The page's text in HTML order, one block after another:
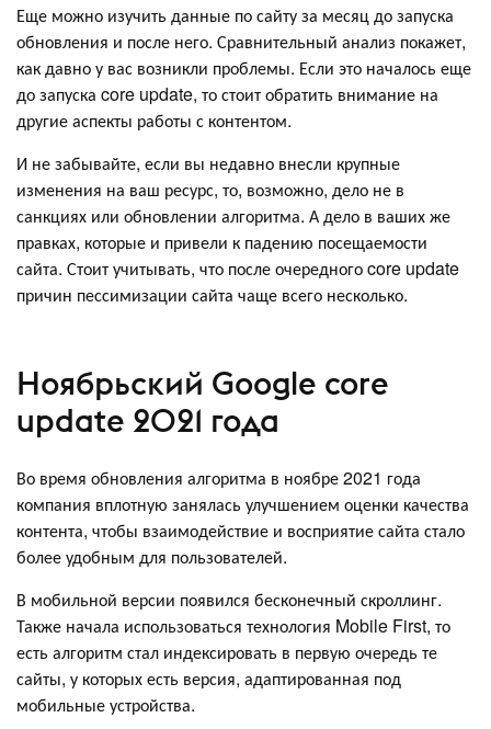
Еще можно изучить данные по сайту за месяц до запуска
обновления и после него. Сравнительный анализ покажет,
как давно у вас возникли проблемы. Если это началось еще
до запуска core update, то стоит обратить внимание на
другие аспекты работы с контентом.
И не забывайте, если вы недавно внесли крупные
изменения на ваш ресурс, то, возможно, дело не в
санкциях или обновлении алгоритма. А дело в ваших же
правках, которые и привели к падению посещаемости
сайта. Стоит учитывать, что после очередного core update
причин пессимизации сайта чаще всего несколько.
Ноябрьский Google core
update 2021 года
Во время обновления алгоритма в ноябре 2021 года
компания вплотную занялась улучшением оценки качества
контента, чтобы взаимодействие и восприятие сайта стало
более удобным для пользователей.
В мобильной версии появился бесконечный скроллинг.
Также начала использоваться технология Mobile First, то
есть алгоритм стал индексировать в первую очередь те
сайты, у которых есть версия, адаптированная под
мобильные устройства.